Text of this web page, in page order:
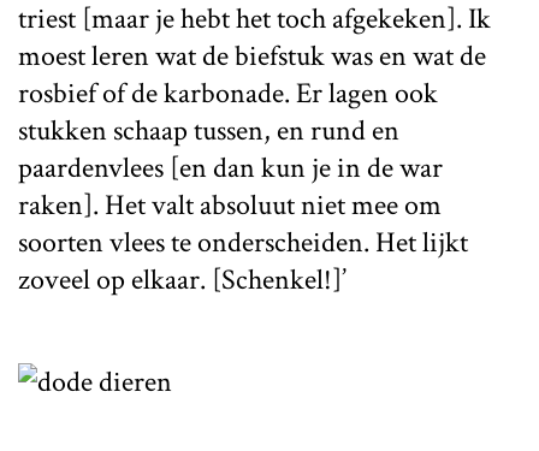
triest [maar je hebt het toch afgekeken]. Ik
moest leren wat de biefstuk was en wat de
rosbief of de karbonade. Er lagen ook
stukken schaap tussen, en rund en
paardenvlees [en dan kun je in de war
raken]. Het valt absoluut niet mee om
soorten vlees te onderscheiden. Het lijkt
zoveel op elkaar. [Schenkel!]’